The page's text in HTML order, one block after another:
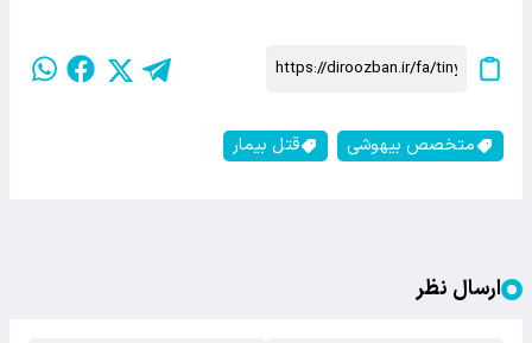
متخصص بیهوشی قتل بیمار
ارسال نظر